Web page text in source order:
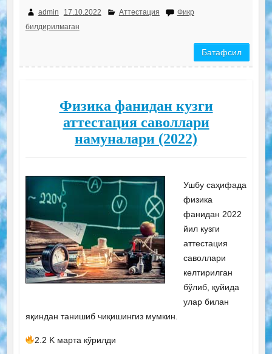
admin 17.10.2022 Аттестация
Фикр
билдирилмаган
Батафсил
Физика фанидан кузги
аттестация саволлари
намуналари (2022)
Ушбу саҳифада
физика
фанидан 2022
йил кузги
аттестация
саволлари
келтирилган
бўлиб, қуйида
улар билан
яқиндан танишиб чиқишингиз мумкин.
2.2 K марта кўрилди